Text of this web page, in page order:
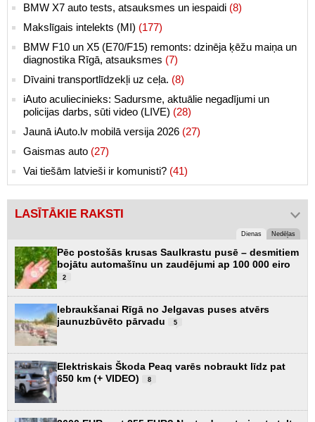
BMW X7 auto tests, atsauksmes un iespaidi (8)
Makslīgais intelekts (MI) (177)
BMW F10 un X5 (E70/F15) remonts: dzinēja ķēžu maiņa un
diagnostika Rīgā, atsauksmes (7)
Dīvaini transportlīdzekļi uz ceļa. (8)
iAuto aculiecinieks: Sadursme, aktuālie negadījumi un
policijas darbs, sūti video (LIVE) (28)
Jaunā iAuto.lv mobilā versija 2026 (27)
Gaismas auto (27)
Vai tiešām latvieši ir komunisti? (41)
LASĪTĀKIE RAKSTI
Dienas Nedēļas
Pēc postošās krusas Saulkrastu pusē – desmitiem
bojātu automašīnu un zaudējumi ap 100 000 eiro
2
Iebraukšanai Rīgā no Jelgavas puses atvērs
jaunuzbūvēto pārvadu
5
Elektriskais Škoda Peaq varēs nobraukt līdz pat
650 km (+ VIDEO)
8